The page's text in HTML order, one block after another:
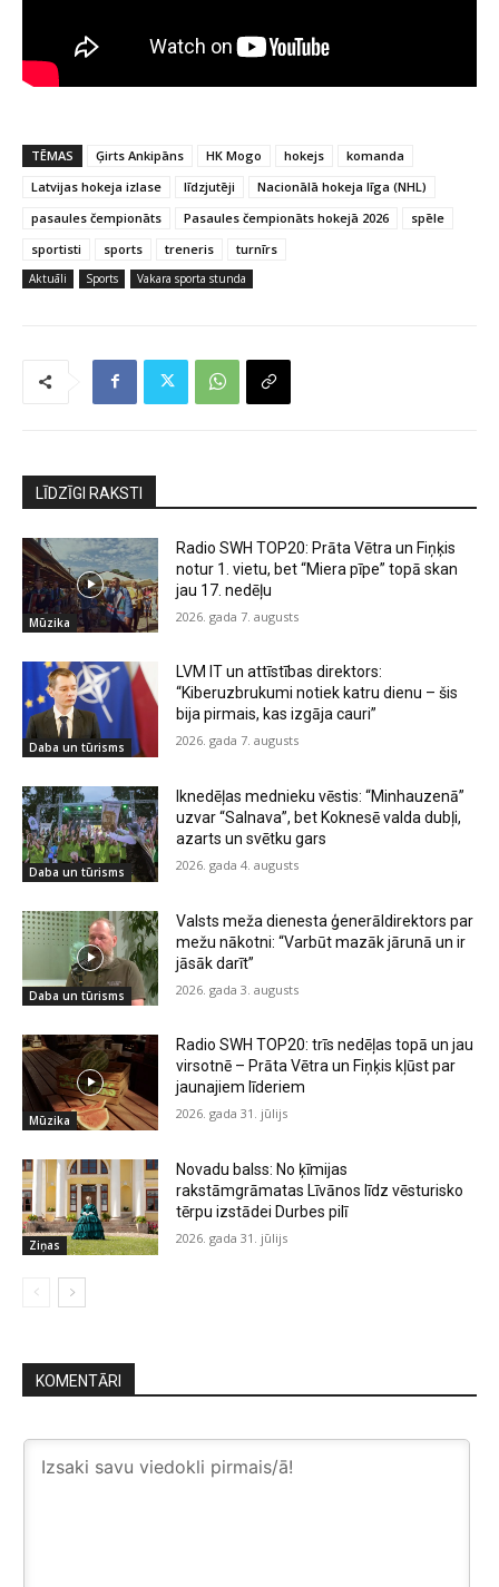
TĒMAS Ģirts Ankipāns HK Mogo hokejs
komanda
Latvijas hokeja izlase
līdzjutēji
Nacionālā hokeja līga (NHL)
pasaules čempionāts
Pasaules čempionāts hokejā 2026
spēle
sportisti
sports treneris turnīrs
Aktuāli Sports Vakara sporta stunda
LĪDZĪGI RAKSTI
Mūzika
Radio SWH TOP20: Prāta Vētra un Fiņķis
notur 1. vietu, bet “Miera pīpe” topā skan
jau 17. nedēļu
2026. gada 7. augusts
Daba un tūrisms
LVM IT un attīstības direktors:
“Kiberuzbrukumi notiek katru dienu – šis
bija pirmais, kas izgāja cauri”
2026. gada 7. augusts
Daba un tūrisms
Iknedēļas mednieku vēstis: “Minhauzenā”
uzvar “Salnava”, bet Koknesē valda dubļi,
azarts un svētku gars
2026. gada 4. augusts
Daba un tūrisms
Valsts meža dienesta ģenerāldirektors par
mežu nākotni: “Varbūt mazāk jārunā un ir
jāsāk darīt”
2026. gada 3. augusts
Mūzika
Radio SWH TOP20: trīs nedēļas topā un jau
virsotnē – Prāta Vētra un Fiņķis kļūst par
jaunajiem līderiem
2026. gada 31. jūlijs
Ziņas
Novadu balss: No ķīmijas
rakstāmgrāmatas Līvānos līdz vēsturisko
tērpu izstādei Durbes pilī
2026. gada 31. jūlijs
KOMENTĀRI